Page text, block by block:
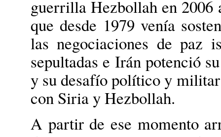
guerrilla Hezbollah en
que desde 1979 venía
las negociaciones de paz
sepultadas e Irán potenció
y su desafío político y
con Siria y Hezbollah.
A partir de ese momento